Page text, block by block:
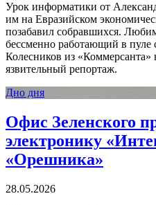
Урок информатики от
им на Евразийском
позабавил собравшихся.
бессменно работающий в пуле
Колесников из «Коммерсанта»
язвительный репортаж.
Дно дня
Офис Зеленского
электронику
«Орешника»
28.05.2026